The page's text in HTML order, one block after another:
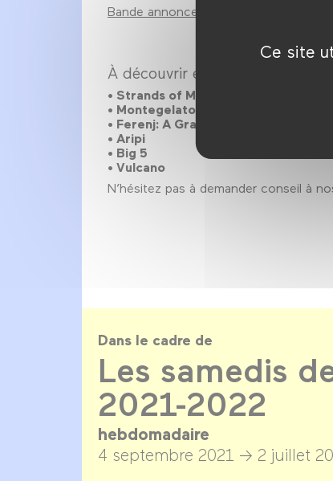
Ce site
Bande annonce "Au pays du cancre
À découvrir également :
• Strands of Mind
• Montegelato
• Ferenj: A Graphic Memoir
• Aripi
• Big 5
• Vulcano
N’hésitez pas à demander conseil à
Dans le cadre de
Les samedis
2021-2022
hebdomadaire
4 septembre 2021 → 2 juillet